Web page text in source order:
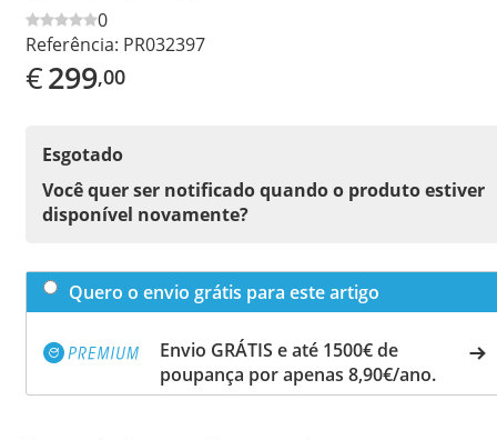
0
Referência: PR032397
€299,00
Esgotado
Você quer ser notificado quando o produto estiver
disponível novamente?
Quero o envio grátis para este artigo
Envio GRÁTIS e até 1500€ de
poupança por apenas 8,90€/ano.